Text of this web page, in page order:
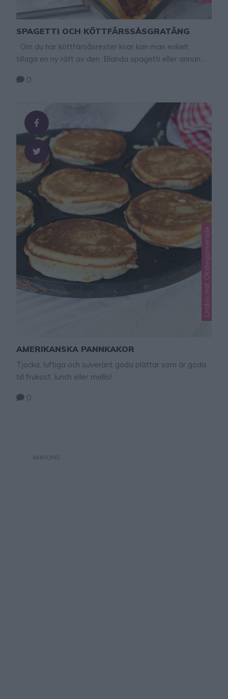
SPAGETTI OCH KÖTTFÄRSSÅSGRATÄNG
Om du har köttfärsåsrester kvar kan man enkelt
tillaga en ny rätt av den. Blanda spagetti eller annan
med ost och du har en ny supersmarrig maträtt som
champinjoner eller lök i gratängen. Tips! Tillaga en
supergod …
0
Lindas mat, Okategoriserade
AMERIKANSKA PANNKAKOR
Tjocka, luftiga och suveränt goda plättar som är goda
till frukost, lunch eller mellis!
0